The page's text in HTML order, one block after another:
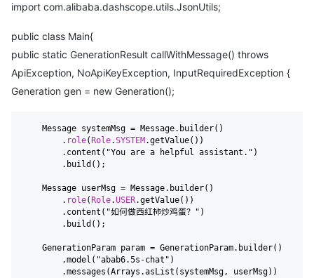
import com.alibaba.dashscope.utils.JsonUtils;
public class Main{
public static GenerationResult callWithMessage() throws
ApiException, NoApiKeyException, InputRequiredException {
Generation gen = new Generation();
    Message systemMsg = Message.builder()
        .
role( Role.SYSTEM .getValue())
        .content("You are a helpful assistant.")
        .build();
    Message userMsg = Message.builder()
        .
role( Role.USER.getValue())
        .content("如何做西红柿炒鸡蛋？")
        .build();
    GenerationParam param = GenerationParam.builder()
        .model("abab6.5s-chat")
        .messages(Arrays.asList(systemMsg, userMsg))